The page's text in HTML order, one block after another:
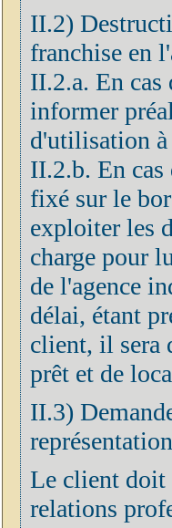
II.2)
franchise en
II.2.a. En
informer
d'utilisation
II.2.b. En
fixé sur le
exploiter les
charge pour
de l'agence
délai, étant
client, il sera
prêt et de
II.3)
Le client doit
relations